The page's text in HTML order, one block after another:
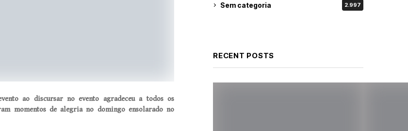
ao discursar no evento agradeceu a todos os
momentos de alegria no domingo ensolarado no
Sem categoria 2.997
RECENT POSTS